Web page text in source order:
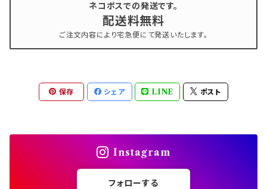
ネコポスでの発送です。
配送料無料
ご注文内容により宅急便にて発送いたします。
保存 シェア LINE ポスト
Instagram
フォローする